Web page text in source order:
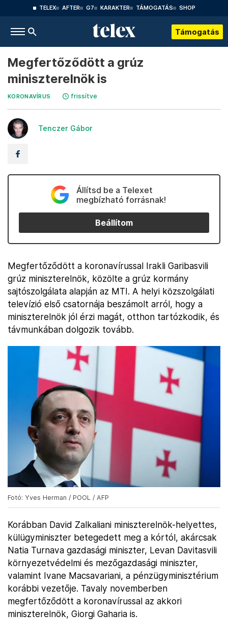
TELEX AFTER G7 KARAKTER TÁMOGATÁS SHOP
Támogatás
Megfertőződött a grúz
miniszterelnök is
KORONAVÍRUS frissítve
Tenczer Gábor
Állítsd be a Telexet
megbízható forrásnak!
Beállítom
Megfertőződött a koronavírussal Irakli Garibasvili
grúz miniszterelnök, közölte a grúz kormány
sajtószolgálata alapján az MTI. A helyi közszolgálati
televízió első csatornája beszámolt arról, hogy a
miniszterelnök jól érzi magát, otthon tartózkodik, és
távmunkában dolgozik tovább.
Fotó: Yves Herman / POOL / AFP
Korábban David Zalkaliani miniszterelnök-helyettes,
külügyminiszter betegedett meg a kórtól, akárcsak
Natia Turnava gazdasági miniszter, Levan Davitasvili
környezetvédelmi és mezőgazdasági miniszter,
valamint Ivane Macsavariani, a pénzügyminisztérium
korábbi vezetője. Tavaly novemberben
megfertőződött a koronavírussal az akkori
miniszterelnök, Giorgi Gaharia is.